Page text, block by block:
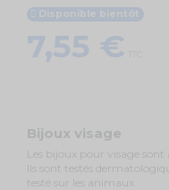
Disponible bientôt
7,55 €
Bijoux visage
Les bijoux pour visage sont
Ils sont testés
testé sur les animaux.